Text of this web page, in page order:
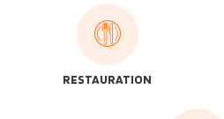
RESTAURATION